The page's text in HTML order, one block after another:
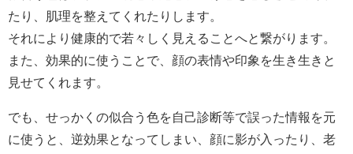
たり、肌理を整えてくれたりします。
それにより健康的で若々しく見えることへと繋がります。
また、効果的に使うことで、顔の表情や印象を生き生きと
見せてくれます。
でも、せっかくの似合う色を自己診断等で誤った情報を元
に使うと、逆効果となってしまい、顔に影が入ったり、老